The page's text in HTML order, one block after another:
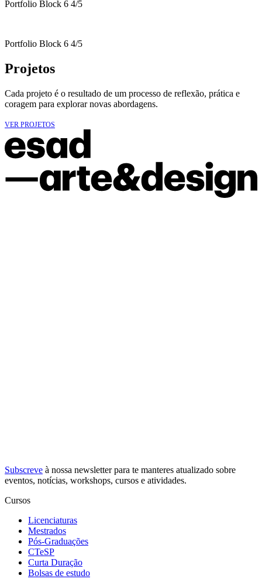
Portfolio Block 6 4/5
Portfolio Block 6 4/5
Projetos
Cada projeto é o resultado de um processo de reflexão, prática e
coragem para explorar novas abordagens.
VER PROJETOS
Subscreve à nossa newsletterpara te manteres atualizado sobre
eventos, notícias, workshops, cursos e atividades.
Cursos
Licenciaturas
Mestrados
Pós-Graduações
CTeSP
Curta Duração
Bolsas de estudo